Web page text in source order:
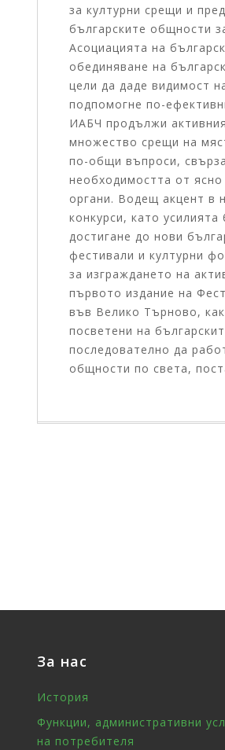
за културни срещи и
българските общности
Асоциацията на
обединяване на
цели да даде видимост
подпомогне по-
ИАБЧ продължи
множество срещи на
по-общи въпроси,
необходимостта от
органи. Водещ акцент в
конкурси, като
достигане до нови
фестивали и културни
за изграждането на
първото издание на
във Велико Търново,
посветени на
последователно да
общности по света,
За нас
История
Функции, административни
на потребителя